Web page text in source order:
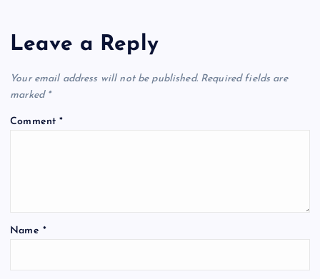
v
i
g
i
Leave a Reply
Your email address will not be published. Required fields are
marked *
Comment*
Name *